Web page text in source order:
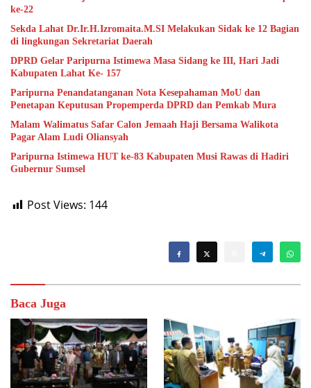
ke-22
Sekda Lahat Dr.Ir.H.Izromaita.M.SI Melakukan Sidak ke 12 Bagian
di lingkungan Sekretariat Daerah
DPRD Gelar Paripurna Istimewa Masa Sidang ke III, Hari Jadi
Kabupaten Lahat Ke- 157
Paripurna Penandatanganan Nota Kesepahaman MoU dan
Penetapan Keputusan Propemperda DPRD dan Pemkab Mura
Malam Walimatus Safar Calon Jemaah Haji Bersama Walikota
Pagar Alam Ludi Oliansyah
Paripurna Istimewa HUT ke-83 Kabupaten Musi Rawas di Hadiri
Gubernur Sumsel
Post Views: 144
Baca Juga